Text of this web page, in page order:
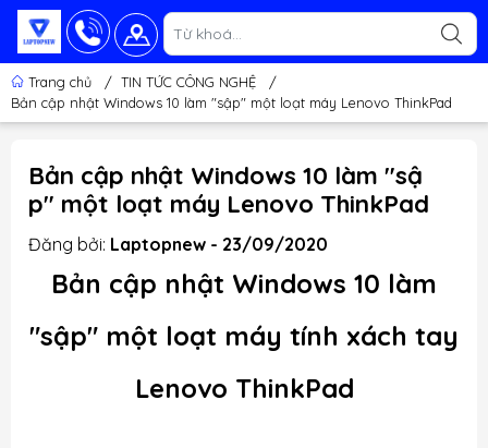
Trang chủ / TIN TỨC CÔNG NGHỆ
/
Bản cập nhật Windows 10 làm "sập" một loạt máy Lenovo ThinkPad
Bản cập nhật Windows 10 làm "sậ
p" một loạt máy Lenovo ThinkPad
Đăng bởi: Laptopnew - 23/09/2020
Bản cập nhật Windows 10 làm
"sập" một loạt máy tính xách tay
Lenovo ThinkPad